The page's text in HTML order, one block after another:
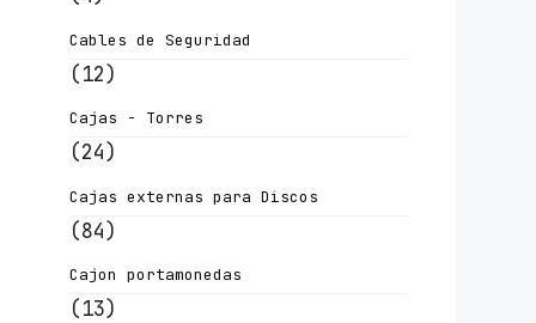
Cables de Seguridad
(12)
Cajas - Torres
(24)
Cajas externas para Discos
(84)
Cajon portamonedas
(13)